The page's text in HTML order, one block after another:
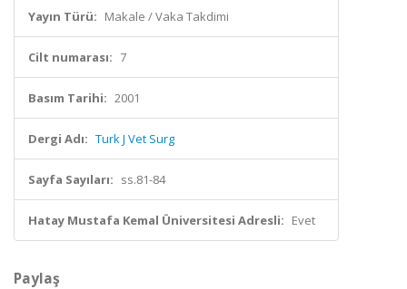
Yayın Türü: Makale / Vaka Takdimi
Cilt numarası: 7
Basım Tarihi: 2001
Dergi Adı: Turk J Vet Surg
Sayfa Sayıları: ss.81-84
Hatay Mustafa Kemal Üniversitesi Adresli: Evet
Paylaş